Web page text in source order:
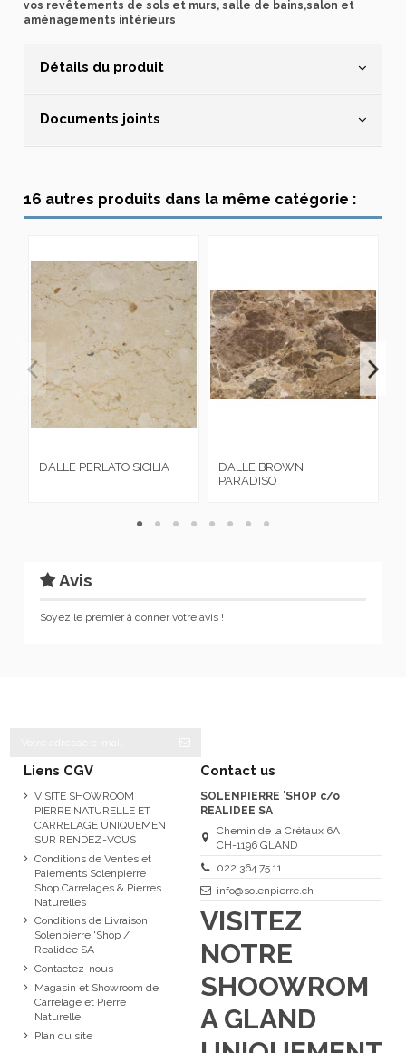
vos revêtements de sols et murs, salle de bains,salon et
aménagements intérieurs
Détails du produit
Documents joints
16 autres produits dans la même catégorie :
DALLE PERLATO SICILIA
DALLE BROWN
PARADISO
Avis
Soyez le premier à donner votre avis !
Liens CGV
VISITE SHOWROOM
PIERRE NATURELLE ET
CARRELAGE UNIQUEMENT
SUR RENDEZ-VOUS
Conditions de Ventes et
Paiements Solenpierre
Shop Carrelages & Pierres
Naturelles
Conditions de Livraison
Solenpierre 'Shop /
Realidee SA
Contactez-nous
Magasin et Showroom de
Carrelage et Pierre
Naturelle
Plan du site
Contact us
SOLENPIERRE 'SHOP c/o
REALIDEE SA
Chemin de la Crétaux 6A
CH-1196 GLAND
022 364 75 11
info@solenpierre.ch
VISITEZ
NOTRE
SHOOWROM
A GLAND